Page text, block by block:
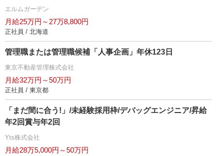
エルムガーデン
月給25万円～27万8,800円
正社員 / 北海道
管理職または管理職候補「人事企画」年休123日
東京不動産管理株式会社
月給32万円～50万円
正社員 / 東京都
「まだ間に合う!」/未経験採用枠/デバッグエンジニア/昇給
年2回賞与年2回
Yts株式会社
月給28万5,000円～50万円